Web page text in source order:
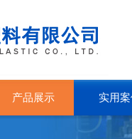
产品展示 实用